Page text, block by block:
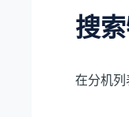
搜
在分机列